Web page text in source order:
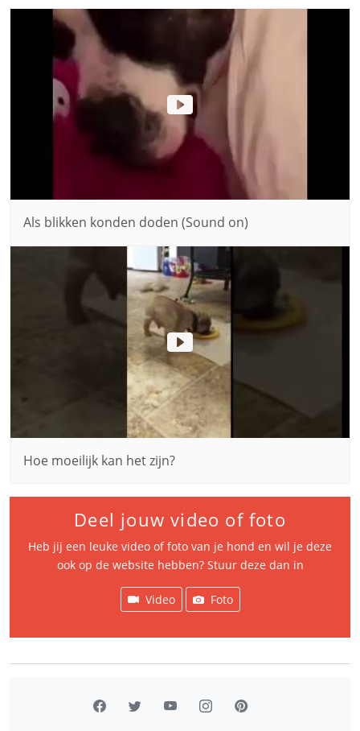
Als blikken konden doden (Sound on)
Hoe moeilijk kan het zijn?
Deel jouw video of foto
Heb jij een leuke video of foto van je hond en wil je deze
ook op de website hebben? Stuur deze dan in
Video Foto